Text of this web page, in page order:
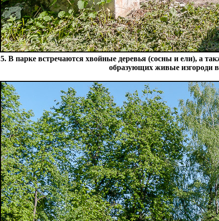
5. В парке встречаются хвойные деревья (сосны и ели), а
образующих живые изгороди